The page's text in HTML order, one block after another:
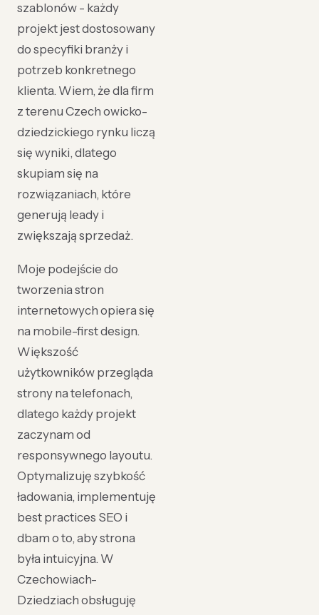
szablonów - każdy
projekt jest dostosowany
do specyfiki branży i
potrzeb konkretnego
klienta. Wiem, że dla firm
z terenu Czech owicko-
dziedzickiego rynku liczą
się wyniki, dlatego
skupiam się na
rozwiązaniach, które
generują leady i
zwiększają sprzedaż.
Moje podejście do
tworzenia stron
internetowych opiera się
na mobile-first design.
Większość
użytkowników przegląda
strony na telefonach,
dlatego każdy projekt
zaczynam od
responsywnego layoutu.
Optymalizuję szybkość
ładowania, implementuję
best practices SEO i
dbam o to, aby strona
była intuicyjna. W
Czechowiach-
Dziedziach obsługuję